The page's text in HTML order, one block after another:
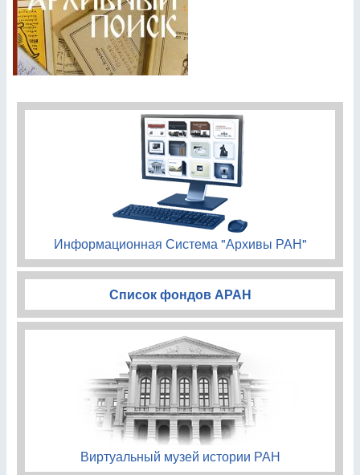
Информационная Система "Архивы РАН"
Список фондов АРАН
Виртуальный музей истории РАН